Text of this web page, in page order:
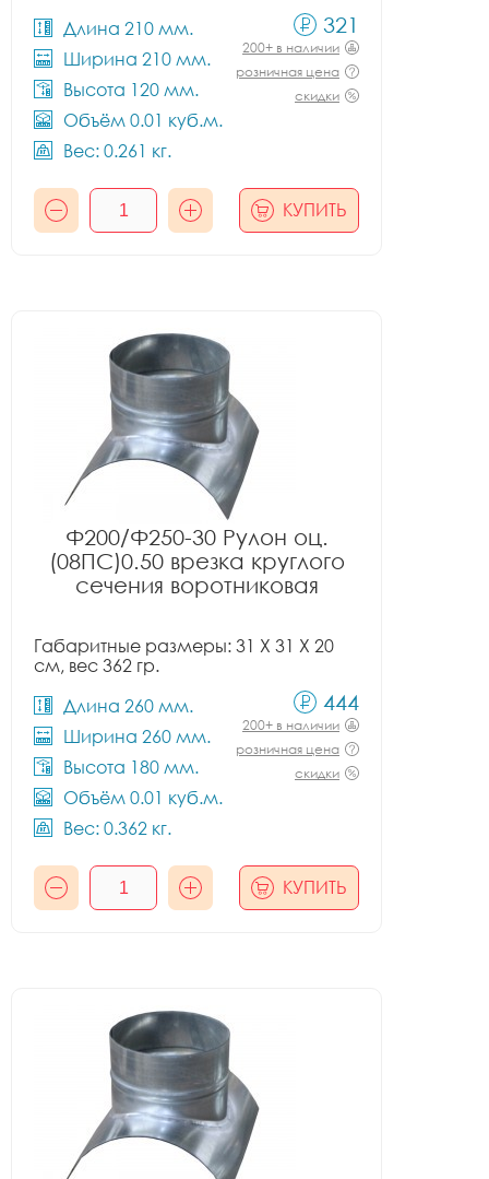
Длина 210 мм.
Ширина 210 мм.
Высота 120 мм.
Объём 0.01 куб.м.
Вес: 0.261 кг.
321
200+ в наличии
розничная цена
скидки
КУПИТЬ
Ф200/Ф250-30 Рулон оц.
(08ПС)0.50 врезка круглого
сечения воротниковая
Габаритные размеры: 31 X 31 X 20
см, вес 362 гр.
Длина 260 мм.
Ширина 260 мм.
Высота 180 мм.
Объём 0.01 куб.м.
Вес: 0.362 кг.
444
200+ в наличии
розничная цена
скидки
КУПИТЬ